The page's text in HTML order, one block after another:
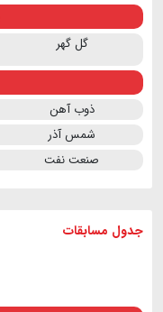
گل گهر
ذوب آهن
شمس آذر
صنعت نفت
جدول مسابقات